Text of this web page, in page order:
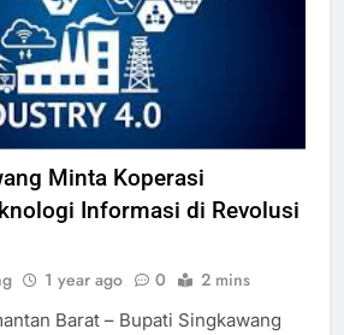
Minta Koperasi
Informasi di Revolusi
1 year ago 0 2 mins
Barat – Bupati Singkawang